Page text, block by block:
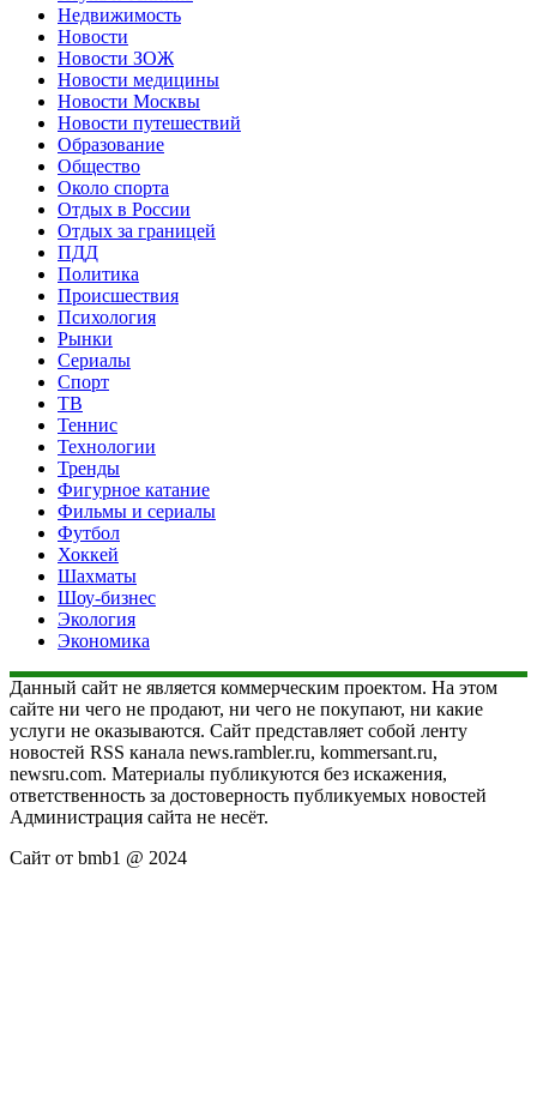
Недвижимость
Новости
Новости ЗОЖ
Новости медицины
Новости Москвы
Новости путешествий
Образование
Общество
Около спорта
Отдых в России
Отдых за границей
ПДД
Политика
Происшествия
Психология
Рынки
Сериалы
Спорт
ТВ
Теннис
Технологии
Тренды
Фигурное катание
Фильмы и сериалы
Футбол
Хоккей
Шахматы
Шоу-бизнес
Экология
Экономика
Данный сайт не является коммерческим проектом. На этом
сайте ни чего не продают, ни чего не покупают, ни какие
услуги не оказываются. Сайт представляет собой ленту
новостей RSS канала news.rambler.ru, kommersant.ru,
newsru.com. Материалы публикуются без искажения,
ответственность за достоверность публикуемых новостей
Администрация сайта не несёт.
Сайт от bmb1 @ 2024